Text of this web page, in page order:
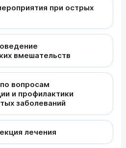
при острых
вмешательств
вопросам
и профилактики
заболеваний
лечения